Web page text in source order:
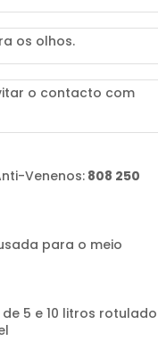
os olhos.
o contacto com
Venenos: 808 250
para o meio
5 e 10 litros rotulado